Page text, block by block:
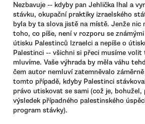
Nezbavuje -- kdyby pan Jehlička lhal a
stávku, okupační praktiky izraelského
byla by ta slova jistě na místě. Jenže nic
toho, co píše, není v rozporu se
útisku Palestinců Izraelci a nepíše o
Palestinci -- všichni si přeci musíme
mluvíme. Vaše výhrada by měla váhu
čem autor nemluví zatemněvalo
tomto případě, kdyby Palestinci
právo utiskovat se sami (což je, bohužel,
výsledek případného palestinského
program stávky).